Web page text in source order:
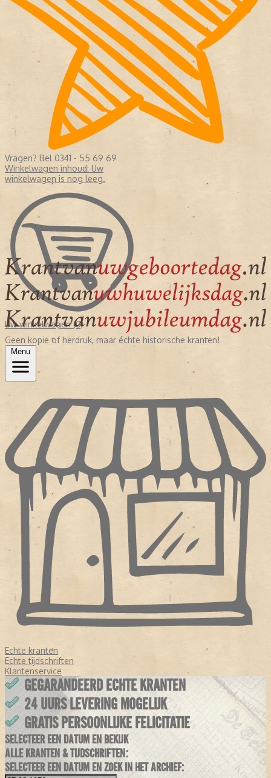
Vragen? Bel 0341 - 55 69 69
Winkelwagen inhoud: Uw
winkelwagen is nog leeg.
Uw winkelwagen (0)
Geen kopie of herdruk, maar échte historische kranten!
Menu
Echte kranten
Echte tijdschriften
Klantenservice
GEGARANDEERD ECHTE KRANTEN
24 UURS LEVERING MOGELIJK
GRATIS PERSOONLIJKE FELICITATIE
SELECTEER EEN DATUM EN BEKIJK
ALLE KRANTEN & TIJDSCHRIFTEN:
SELECTEER EEN DATUM EN ZOEK IN HET ARCHIEF: